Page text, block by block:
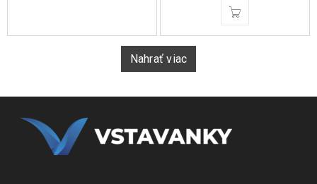
Nahrať viac